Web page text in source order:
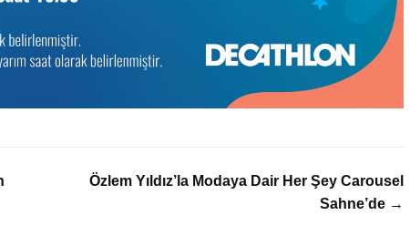
Özlem Yıldız’la Modaya Dair Her Şey Carousel
Sahne’de →